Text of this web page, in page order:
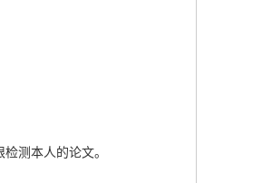
测本人的论文。